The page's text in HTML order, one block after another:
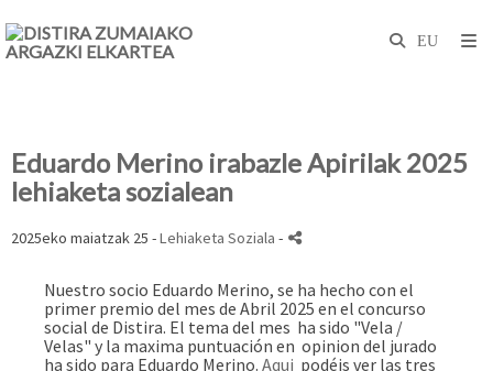
Eduardo Merino irabazle Apirilak 2025
lehiaketa sozialean
2025eko maiatzak 25 -Lehiaketa Soziala -
Nuestro socio Eduardo Merino, se ha hecho con el
primer premio del mes de Abril 2025 en el concurso
social de Distira. El tema del mes ha sido "Vela /
Velas" y la maxima puntuación en opinion del jurado
ha sido para Eduardo Merino. Aqui podéis ver las tres